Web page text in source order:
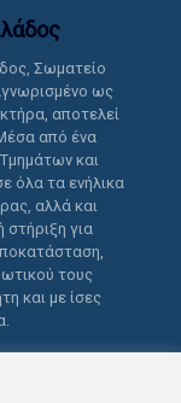
Σωματείο
ως
αποτελεί
από ένα
και
όλα τα ενήλικα
αλλά και
για
τους
και με ίσες